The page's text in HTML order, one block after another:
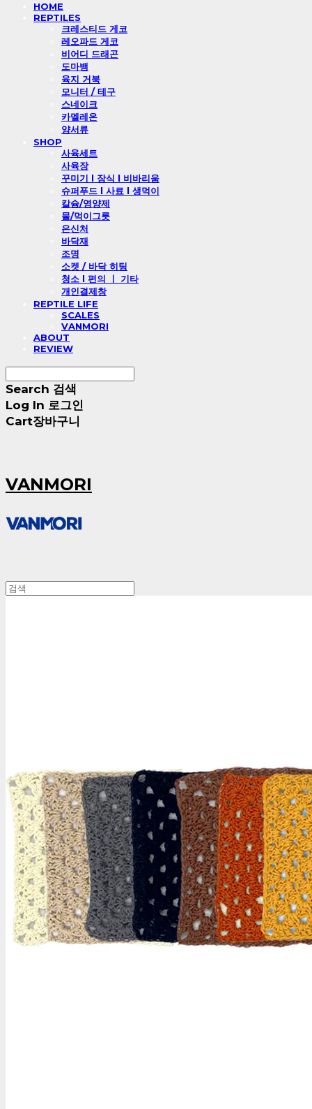
HOME
REPTILES
크레스티드 게코
레오파드 게코
비어디 드래곤
도마뱀
육지 거북
모니터 / 테구
스네이크
카멜레온
양서류
SHOP
사육세트
사육장
꾸미기 l 장식 l 비바리움
슈퍼푸드 l 사료 l 생먹이
칼슘/영양제
물/먹이그릇
은신처
바닥재
조명
소켓 / 바닥 히팅
청소 l 편의 ㅣ 기타
개인결제창
REPTILE LIFE
SCALES
VANMORI
ABOUT
REVIEW
Search 검색
Log In 로그인
Cart장바구니
VANMORI